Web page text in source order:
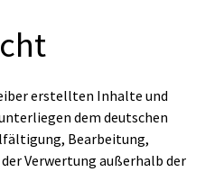
erstellten Inhalte und
dem deutschen
Bearbeitung,
Verwertung außerhalb der